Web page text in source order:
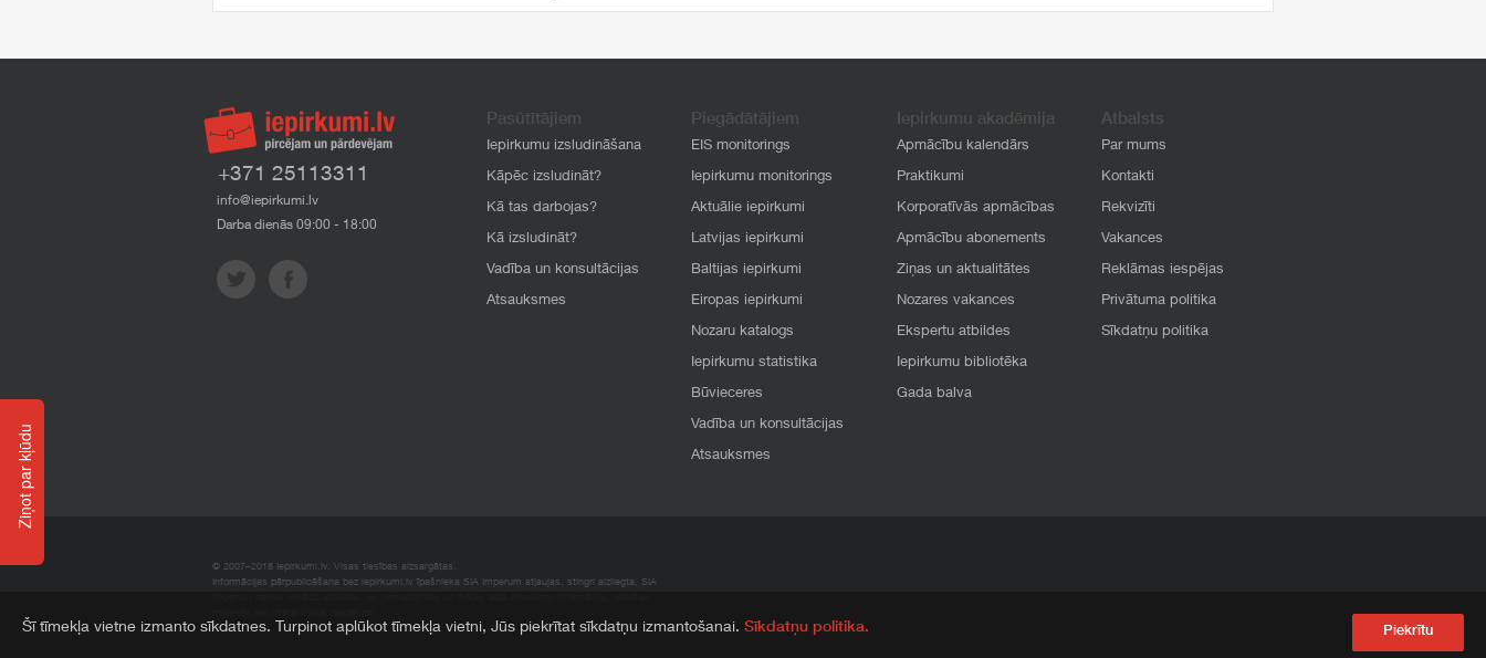
+371 25113311
info@iepirkumi.lv
Darba dienās 09:00 - 18:00
Pasūtītājiem
Iepirkumu izsludināšana
Kāpēc izsludināt?
Kā tas darbojas?
Kā izsludināt?
Vadība un konsultācijas
Atsauksmes
Piegādātājiem
EIS monitorings
Iepirkumu monitorings
Aktuālie iepirkumi
Latvijas iepirkumi
Baltijas iepirkumi
Eiropas iepirkumi
Nozaru katalogs
Iepirkumu statistika
Būvieceres
Vadība un konsultācijas
Atsauksmes
Iepirkumu akadēmija
Apmācību kalendārs
Praktikumi
Korporatīvās apmācības
Apmācību abonements
Ziņas un aktualitātes
Nozares vakances
Ekspertu atbildes
Iepirkumu bibliotēka
Gada balva
Atbalsts
Par mums
Kontakti
Rekvizīti
Vakances
Reklāmas iespējas
Privātuma politika
Sīkdatņu politika
© 2007–2018 Iepirkumi.lv. Visas tiesības aizsargātas.
Informācijas pārpublicēšana bez iepirkumi.lv īpašnieka SIA Imperum atļaujas, stingri aizliegta. SIA
Šī tīmekļa vietne izmanto sīkdatnes. Turpinot aplūkot tīmekļa vietni, Jūs piekrītat sīkdatņu izmantošanai. Sīkdatņu politika. Piekrītu
Ziņot par kļūdu